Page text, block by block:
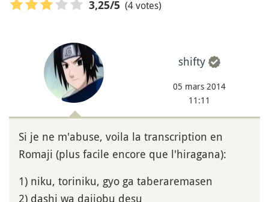
3,25/5 (4 votes)
shifty
05 mars 2014
11:11
Si je ne m'abuse, voila la transcription en
Romaji (plus facile encore que l'hiragana):
1) niku, toriniku, gyo ga taberaremasen
2) dashi wa daijobu desu